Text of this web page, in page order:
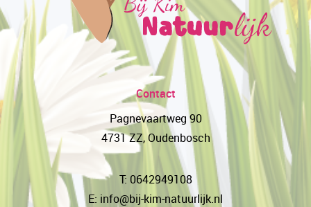
Contact
Pagnevaartweg 90
4731 ZZ, Oudenbosch
T: 0642949108
E: info@bij-kim-natuurlijk.nl